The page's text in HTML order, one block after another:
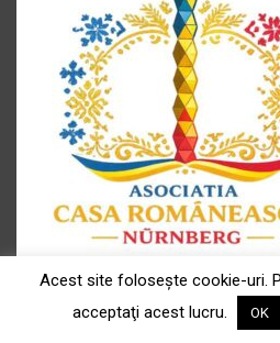
Asociația ” Casa românească ” e.V
Sediul : Fürtherstr Fürtherstr.181,
Președinte asociație: Doina
Acest site foloseşte cookie-uri.
acceptaţi acest lucru.
OK